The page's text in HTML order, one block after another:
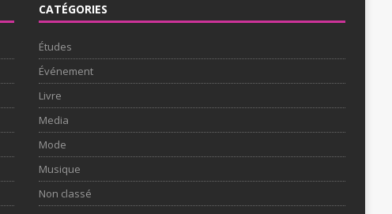
CATÉGORIES
Études
Événement
Livre
Media
Mode
Musique
Non classé